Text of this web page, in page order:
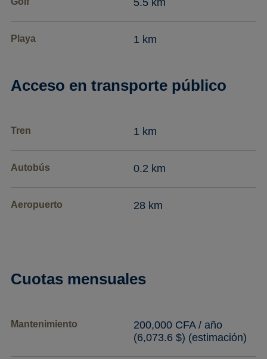
5.5 km
Playa 1 km
Acceso en transporte público
Tren 1 km
Autobús 0.2 km
Aeropuerto 28 km
Cuotas mensuales
Mantenimiento
200,000 CFA / año
(6,073.6 $) (estimación)